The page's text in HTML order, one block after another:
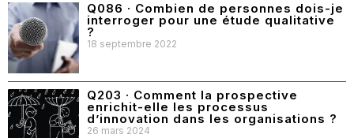
Q086 · Combien de personnes dois-je
interroger pour une étude qualitative
?
18 septembre 2022
Q203 · Comment la prospective
enrichit-elle les processus
d’innovation dans les organisations ?
26 mars 2024